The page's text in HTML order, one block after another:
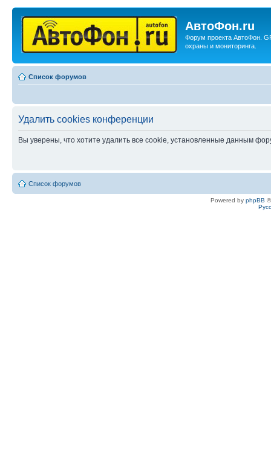
АвтоФон.ru
Форум проекта АвтоФон.
охраны и мониторинга.
Список форумов
Удалить cookies конференции
Вы уверены, что хотите удалить все cookie, установленные данным
Список форумов
Powered by phpBB